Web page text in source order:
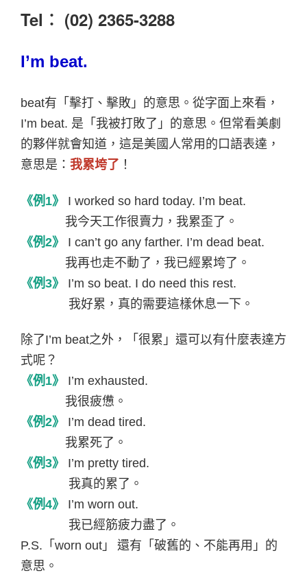
Tel︰ (02) 2365-3288
I’m beat.
beat有「擊打、擊敗」的意思。從字面上來看，
I’m beat. 是「我被打敗了」的意思。但常看美劇
的夥伴就會知道，這是美國人常用的口語表達，
意思是： 我累垮了 ！
《例 1》
I worked so hard today. I’m beat.
我今天工作很賣力，我累歪了。
《例2》
I can’t go any farther. I’m dead beat.
我再也走不動了，我已經累垮了。
《例3》
I’m so beat. I do need this rest.
我好累，真的需要這樣休息一下。
除了I’m beat之外，「很累」還可以有什麼表達方
式呢？
《例 1》
I’m exhausted.
我很疲憊。
《例2》
I’m dead tired.
我累死了。
《例3》
I’m pretty tired.
我真的累了。
《例4》
I’m worn out.
我已經筋疲力盡了。
P.S. 「 worn out 」
還有「破舊的、不能再用」的
意思。